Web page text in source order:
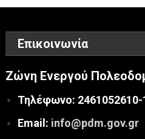
Επικοινωνία
Ζώνη Ενεργού
Τηλέφωνο: 2461052610-
Email: info@pdm.gov.gr